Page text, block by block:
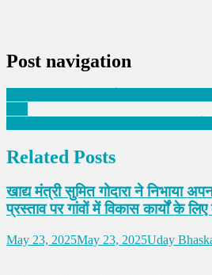
Post navigation
Related Posts
खाद्य मंत्री सुमित गोदारा ने निभाया
प्रस्ताव पर गांवों में विकास कार्यों के
May 23, 2025May 23, 2025Uday